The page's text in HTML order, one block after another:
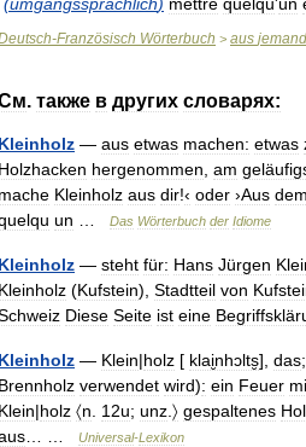
-Französisch Wörterbuch > aus
. также в других словарях:
Kleinholz — aus etwas machen: etwas
Holzhacken hergenommen am
mache Kleinholz aus dir!‹ oder ›Aus dem
un Das Wörterbuch der Idiome
Kleinholz — steht für: Hans Jürgen
Kleinholz (Kufstein), Stadtteil von
Diese Seite ist eine
Kleinholz — Klein|holz [ klai̮nhɔlts̮], das;
Brennholz verwendet wird): ein Feuer
Klein|holz 〈n 12u; unz 〉 gespaltenes
Universal-Lexikon